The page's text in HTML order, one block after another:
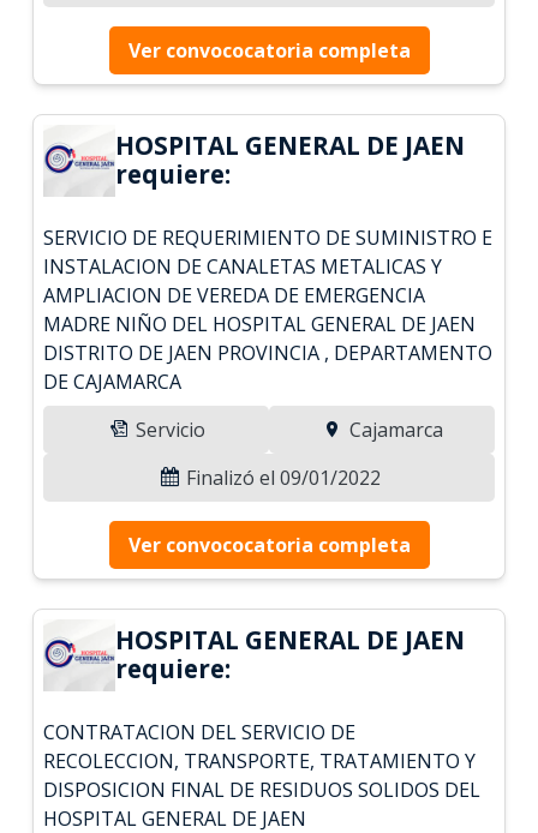
Ver convococatoria completa
HOSPITAL GENERAL DE JAEN
requiere:
SERVICIO DE REQUERIMIENTO DE SUMINISTRO E
INSTALACION DE CANALETAS METALICAS Y
AMPLIACION DE VEREDA DE EMERGENCIA
MADRE NIÑO DEL HOSPITAL GENERAL DE JAEN
DISTRITO DE JAEN PROVINCIA , DEPARTAMENTO
DE CAJAMARCA
Servicio
Cajamarca
Finalizó el 09/01/2022
Ver convococatoria completa
HOSPITAL GENERAL DE JAEN
requiere:
CONTRATACION DEL SERVICIO DE
RECOLECCION, TRANSPORTE, TRATAMIENTO Y
DISPOSICION FINAL DE RESIDUOS SOLIDOS DEL
HOSPITAL GENERAL DE JAEN